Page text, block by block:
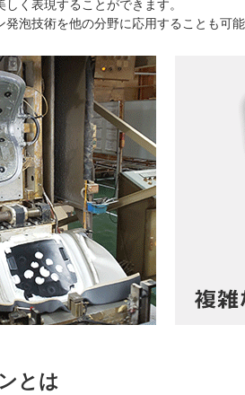
く表現することができます。
発泡技術を他の分野に応用することも
とは